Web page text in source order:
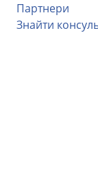
Партнери
Знайти